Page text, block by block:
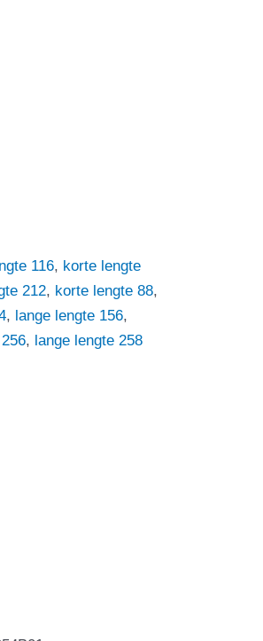
116, korte lengte
212, korte lengte 88,
, lange lengte 156,
, lange lengte 258